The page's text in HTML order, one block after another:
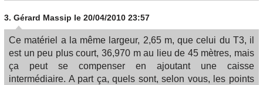
3. Gérard Massip le 20/04/2010 23:57
Ce matériel a la même largeur, 2,65 m, que celui du T3, il
est un peu plus court, 36,970 m au lieu de 45 mètres, mais
ça peut se compenser en ajoutant une caisse
intermédiaire. A part ça, quels sont, selon vous, les points